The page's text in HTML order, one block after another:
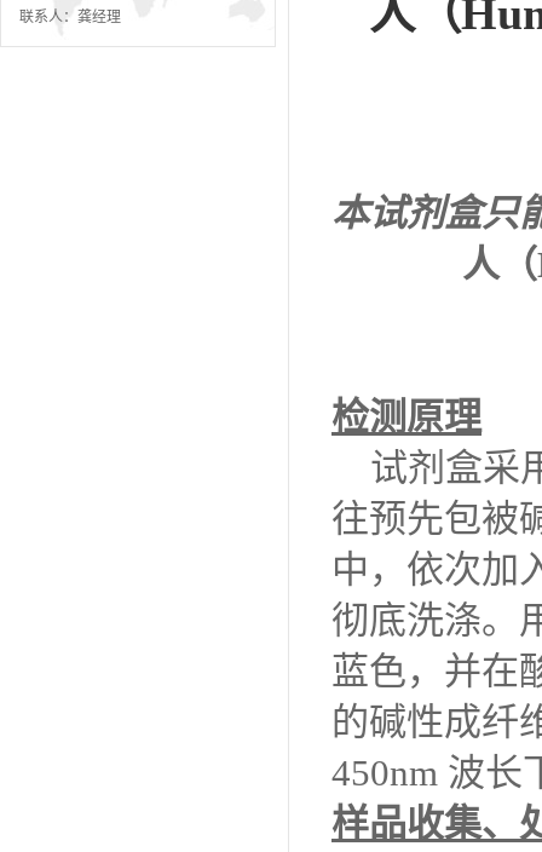
联系人：龚经理 人（
本试剂盒只
人（
检测原理
试剂盒采
往预先包被
中，依次加
彻底洗涤。
蓝色，并在
的碱性成纤
450nm 波长
样品收集、